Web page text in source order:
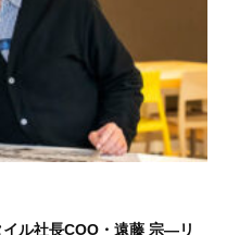
ル社長COO・遠藤 宗―リ